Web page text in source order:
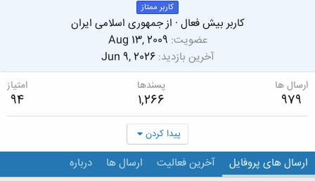
کاربر ممتاز
کاربر بیش فعال · ازجمهوری اسلامی ایران
عضویت Aug 13, 2009
آخرین بازدید Jun 9, 2026
ارسال ها
979
پسندها
1,266
امتیاز
94
پیدا کردن
ارسال های پروفایل آخرین فعالیت ارسال ها درباره